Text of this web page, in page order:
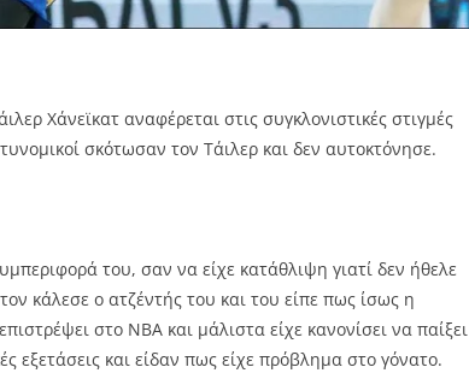
Χάνεϊκατ αναφέρεται στις συγκλονιστικές στιγμές
σκότωσαν τον Τάιλερ και δεν αυτοκτόνησε.
του, σαν να είχε κατάθλιψη γιατί δεν ήθελε
κάλεσε ο ατζέντής του και του είπε πως ίσως η
στο ΝΒΑ και μάλιστα είχε κανονίσει να παίξει
εξετάσεις και είδαν πως είχε πρόβλημα στο γόνατο.